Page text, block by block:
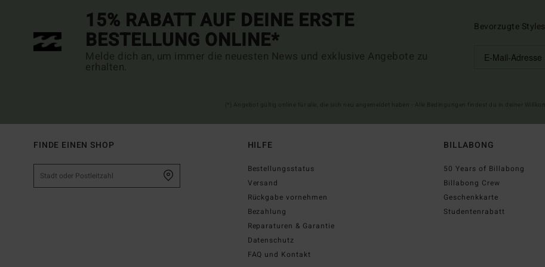
15% RABATT AUF DEINE ERSTE
BESTELLUNG ONLINE*
Melde dich an, um immer die neuesten News und exklusive Angebote zu
erhalten.
Bevorzugte Styles
FINDE EINEN SHOP HILFE
Bestellungsstatus
Versand
Rückgabe vornehmen
Bezahlung
Reparaturen & Garantie
Datenschutz
FAQ und Kontakt
BILLABONG
50 Years of Billabong
Billabong Crew
Geschenkkarte
Studentenrabatt